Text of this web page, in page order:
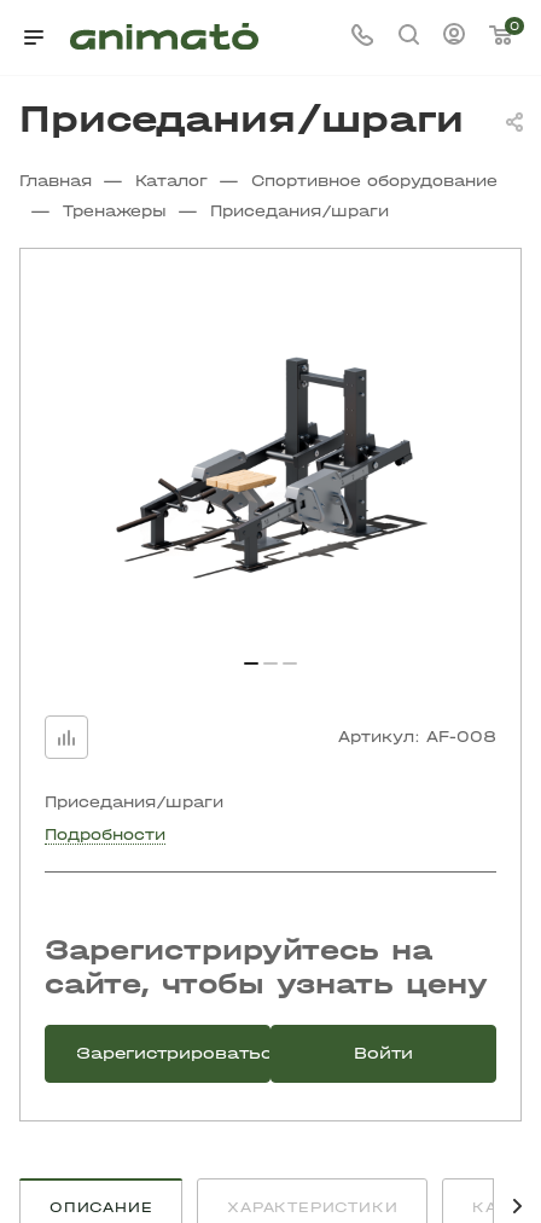
0
Приседания/шраги
Главная — Каталог — Спортивное оборудование
— Тренажеры — Приседания/шраги
Артикул: AF-008
Приседания/шраги
Подробности
Зарегистрируйтесь на
сайте, чтобы узнать цену
Зарегистрироваться Войти
ОПИСАНИЕ ХАРАКТЕРИСТИКИ КАК